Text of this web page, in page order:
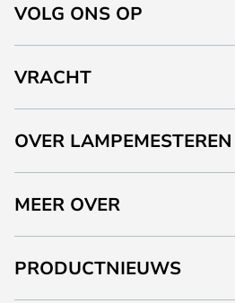
VOLG ONS OP
VRACHT
OVER LAMPEMESTEREN
MEER OVER
PRODUCTNIEUWS